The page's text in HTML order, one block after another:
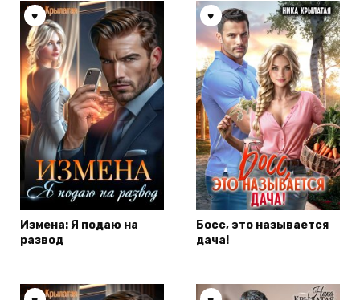
Измена: Я подаю на
развод
Босс, это называется
дача!